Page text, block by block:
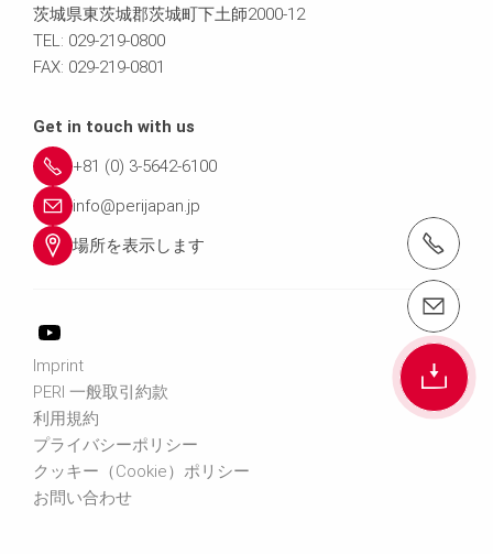
茨城県東茨城郡茨城町下土師2000-12
TEL: 029-219-0800
FAX: 029-219-0801
Get in touch with us
+81 (0) 3-5642-6100
info@perijapan.jp
場所を表示します
Imprint
PERI 一般取引約款
利用規約
プライバシーポリシー
クッキー（Cookie）ポリシー
お問い合わせ